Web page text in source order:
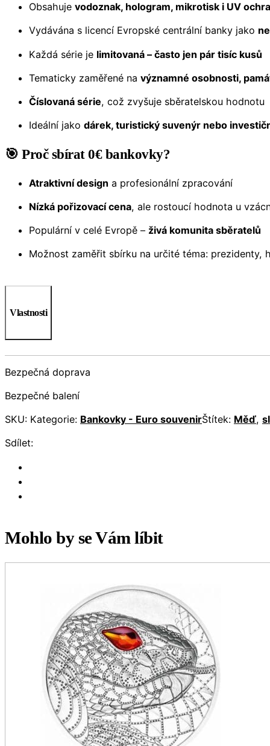
Obsahuje vodoznak, hologram, mikrotisk i UV
Vydávána s licencí Evropské centrální banky jako
Každá série je limitovaná – často jen pár tisíc kusů
Tematicky zaměřené na významné osobnosti,
Číslovaná série, což zvyšuje sběratelskou hodnotu
Ideální jako dárek, turistický suvenýr nebo
🎯 Proč sbírat 0€ bankovky?
Atraktivní design a profesionální zpracování
Nízká pořizovací cena, ale rostoucí hodnota u
Populární v celé Evropě – živá komunita sběratelů
Možnost zaměřit sbírku na určité téma: prezidenty,
Vlastnosti
Bezpečná doprava
Bezpečné balení
SKU: Kategorie: Bankovky - Euro souvenirŠtítek: Měď,
Sdílet:
Mohlo by se Vám líbit